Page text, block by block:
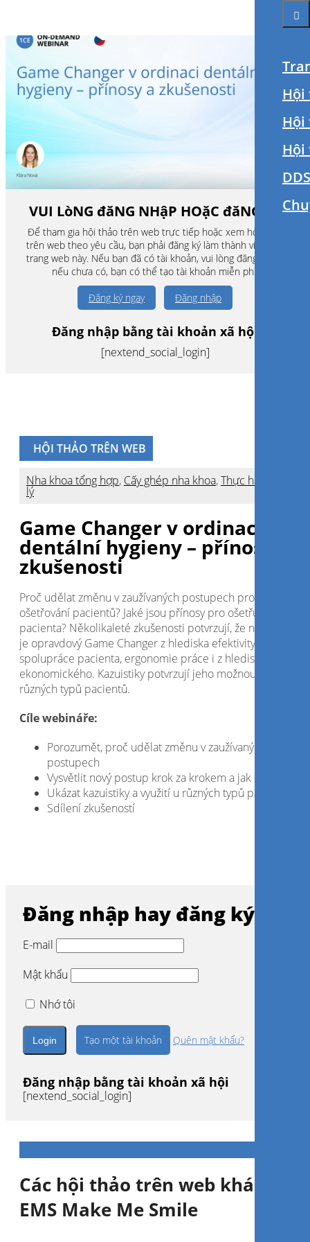
Hội
VUI LòNG đăNG NHậP HOặC đăNG Ký
Để tham gia hội thảo trên web trực tiếp hoặc xem hội thảo
trên web theo yêu cầu, bạn phải đăng ký làm thành viên của
trang web này. Nếu bạn đã có tài khoản, vui lòng đăng nhập,
nếu chưa có, bạn có thể tạo tài khoản miễn phí.
Đăng ký ngay
Đăng nhập
Đăng nhập bằng tài khoản xã hội
[nextend_social_login]
HỘI THẢO TRÊN WEB
Nha khoa tổng hợp, Cấy ghép nha khoa,Thực hành quản
lý
Game Changer v ordinaci
dentální hygieny – přínosy a
zkušenosti
Proč udělat změnu v zaužívaných postupech
ošetřování pacientů? Jaké jsou přínosy pro ošetřujícího i
pacienta? Několikaleté zkušenosti potvrzují, že nový postup
je opravdový Game Changer z hlediska efektivity, šetrnosti,
spolupráce pacienta, ergonomie práce i z hlediska
ekonomického. Kazuistiky potvrzují jeho možnou aplikaci u
různých typů pacientů.
Cíle webináře:
Porozumět, proč udělat změnu v zaužívaných
postupech
Vysvětlit nový postup krok za krokem a jak na to v
Ukázat kazuistiky a využití u různých typů pacientů
Sdílení zkušeností
Đăng nhập hay đăng ký
E-mail
Mật khẩu
Nhớ tôi
Tạo một tài khoản Quên mật khẩu?
Đăng nhập bằng tài khoản xã hội
[nextend_social_login]
Các hội thảo trên web khác của
EMS Make Me Smile